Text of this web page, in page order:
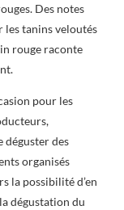
Des notes
les tanins veloutés
rouge raconte
pour les
déguster des
organisés
la possibilité d’en
dégustation du